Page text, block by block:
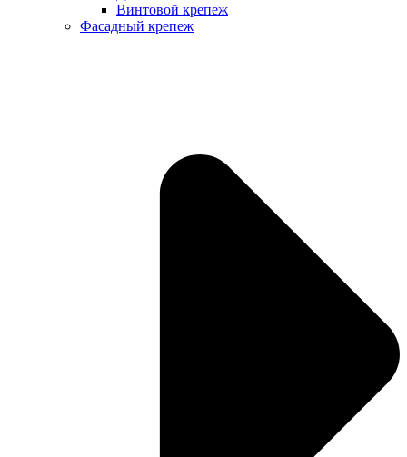
Винтовой крепеж
Фасадный крепеж